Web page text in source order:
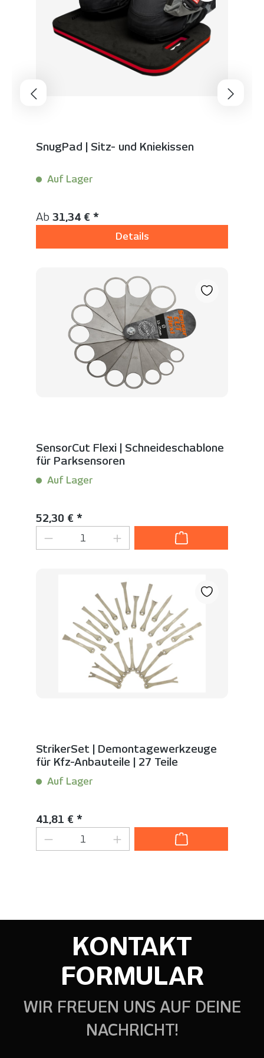
SnugPad | Sitz- und Kniekissen
Auf Lager
Regulärer Preis:
Ab 31,34 € *
Details
SensorCut Flexi | Schneideschablone
für Parksensoren
Auf Lager
Regulärer Preis:
52,30 € *
Produkt Anzahl: Gib den
StrikerSet | Demontagewerkzeuge
für Kfz-Anbauteile | 27 Teile
Auf Lager
Regulärer Preis:
41,81 € *
Produkt Anzahl: Gib den
KONTAKT
FORMULAR
WIR FREUEN UNS AUF DEINE
NACHRICHT!